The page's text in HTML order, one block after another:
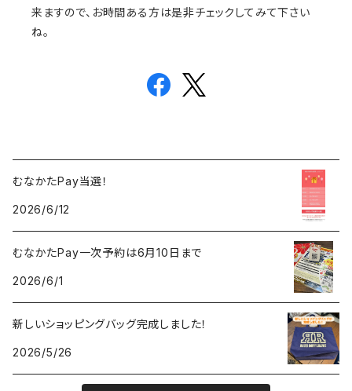
来ますので、お時間ある方は是非チェックしてみて下さい
ね。
むなかたPay当選！
2026/6/12
むなかたPay一次予約は6月10日まで
2026/6/1
新しいショッピングバッグ完成しました！
2026/5/26